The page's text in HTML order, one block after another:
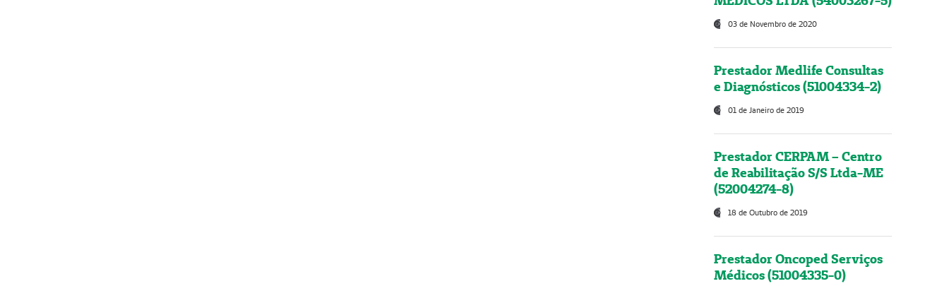
03 de Novembro de 2020
Prestador Medlife Consultas
e Diagnósticos (51004334-2)
01 de Janeiro de 2019
Prestador CERPAM – Centro
de Reabilitação S/S Ltda-ME
(52004274-8)
18 de Outubro de 2019
Prestador Oncoped Serviços
Médicos (51004335-0)